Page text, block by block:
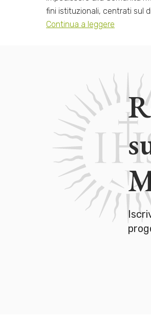
fini istituzionali, centrati sul
Continua a leggere